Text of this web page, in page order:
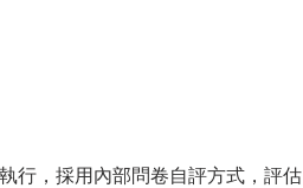
行，採用內部問卷自評方式，評估